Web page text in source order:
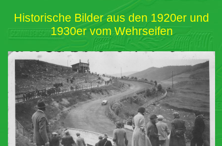
Historische Bilder aus den 1920er und
1930er vom Wehrseifen